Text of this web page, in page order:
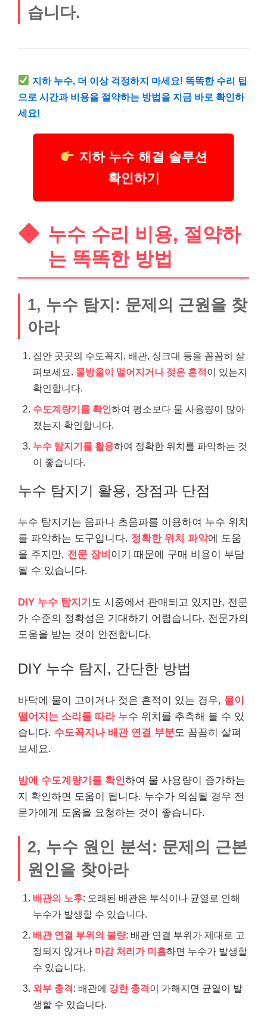
습니다.
지하 누수, 더 이상 걱정하지 마세요! 똑똑한 수리 팁
으로 시간과 비용을 절약하는 방법을 지금 바로 확인하
세요!
지하 누수 해결 솔루션
확인하기
누수 수리 비용, 절약하
는 똑똑한 방법
1, 누수 탐지: 문제의 근원을 찾
아라
집안 곳곳의 수도꼭지, 배관, 싱크대 등을 꼼꼼히 살
펴보세요. 물방울이 떨어지거나 젖은 흔적이 있는지
확인합니다.
수도계량기를 확인하여 평소보다 물 사용량이 많아
졌는지 확인합니다.
누수 탐지기를 활용하여 정확한 위치를 파악하는 것
이 좋습니다.
누수 탐지기 활용, 장점과 단점
누수 탐지기는 음파나 초음파를 이용하여 누수 위치
를 파악하는 도구입니다. 정확한 위치 파악에 도움
을 주지만, 전문 장비 이기 때문에 구매 비용이 부담
될 수 있습니다.
DIY 누수 탐지기 도 시중에서 판매되고 있지만, 전문
가 수준의 정확성은 기대하기 어렵습니다. 전문가의
도움을 받는 것이 안전합니다.
DIY 누수 탐지, 간단한 방법
바닥에 물이 고이거나 젖은 흔적이 있는 경우, 물이
떨어지는 소리를 따라누수 위치를 추측해 볼 수 있
습니다. 수도꼭지나 배관 연결 부분도 꼼꼼히 살펴
보세요.
밤에 수도계량기를 확인하여 물 사용량이 증가하는
지 확인하면 도움이 됩니다. 누수가 의심될 경우 전
문가에게 도움을 요청하는 것이 좋습니다.
2, 누수 원인 분석: 문제의 근본
원인을 찾아라
배관의 노후: 오래된 배관은 부식이나 균열로 인해
누수가 발생할 수 있습니다.
배관 연결 부위의 불량: 배관 연결 부위가 제대로 고
정되지 않거나 마감 처리가 미흡하면 누수가 발생할
수 있습니다.
외부 충격: 배관에 강한 충격이 가해지면 균열이 발
생할 수 있습니다.